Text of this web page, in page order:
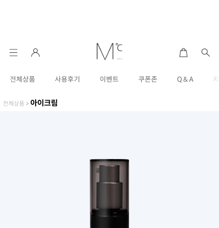
전체상품 사용후기 이벤트 쿠폰존 Q & A
전체상품 > 아이크림